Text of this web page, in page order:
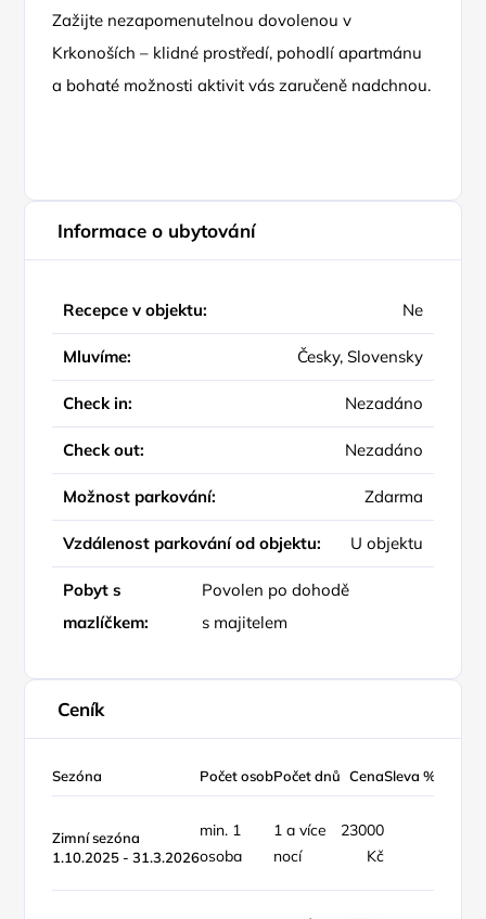
Zažijte nezapomenutelnou dovolenou v
Krkonoších – klidné prostředí, pohodlí apartmánu
a bohaté možnosti aktivit vás zaručeně nadchnou.
Informace o ubytování
Recepce v objektu: Ne
Mluvíme: Česky, Slovensky
Check in: Nezadáno
Check out: Nezadáno
Možnost parkování: Zdarma
Vzdálenost parkování od objektu: U objektu
Pobyt s
mazlíčkem:
Povolen po dohodě
s majitelem
Ceník
Sezóna Počet osobPočet dnů CenaSleva %
Zimní sezóna
1.10.2025 - 31.3.2026
min. 1
osoba
1 a více
nocí
23000
Kč